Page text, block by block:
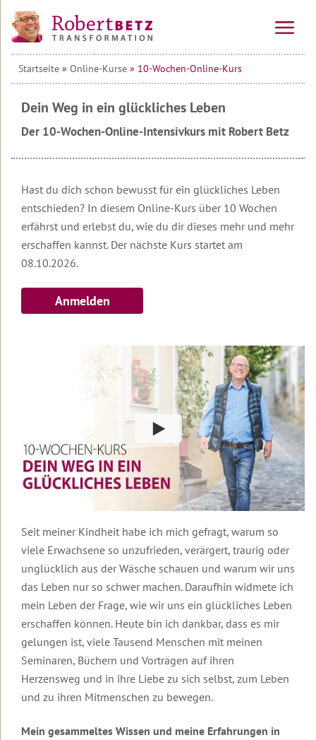
Vorträge
&
Seminare
Alle
Tagesseminare
Mehrtagesseminare
Wirtschafts-
Seminare
Seminar
Urlaub
Themenwelten
Transformationswoche
Basis
Seminare
Erfolg,
Erfüllung
Körper,
Psyche
&
Gesundheit
Frauen-
Seminare
Männer-
Seminare
Beziehung
Partnerschaft
Online-
Online-
Kurs
Teilnehmerstimmen
10-
Wochen-
Kurs
Die
schön
sein,
wenn
...
in
der
Welt
beginnt
in
Was
gibt
dir
Halt
und
Sicherheit
in
Zeiten?
Startseite » Online-Kurse » 10-Wochen-Online-Kurs
Dein Weg in ein glückliches Leben
Der 10-Wochen-Online-Intensivkurs mit Robert Betz
Hast du dich schon bewusst für ein glückliches Leben
entschieden? In diesem Online-Kurs über 10 Wochen
erfährst und erlebst du, wie du dir dieses mehr und mehr
erschaffen kannst. Der nächste Kurs startet am
08.10.2026.
Anmelden
Seit meiner Kindheit habe ich mich gefragt, warum so
viele Erwachsene so unzufrieden, verärgert, traurig oder
unglücklich aus der Wäsche schauen und warum wir uns
das Leben nur so schwer machen. Daraufhin widmete ich
mein Leben der Frage, wie wir uns ein glückliches Leben
erschaffen können. Heute bin ich dankbar, dass es mir
gelungen ist, viele Tausend Menschen mit meinen
Seminaren, Büchern und Vorträgen auf ihren
Herzensweg und in ihre Liebe zu sich selbst, zum Leben
und zu ihren Mitmenschen zu bewegen.
Mein gesammeltes Wissen und meine Erfahrungen in